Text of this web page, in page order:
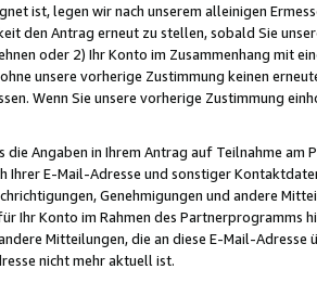
ist, legen wir nach unserem alleinigen
den Antrag erneut zu stellen, sobald Sie
oder 2) Ihr Konto im Zusammenhang mit
unsere vorherige Zustimmung keinen
Wenn Sie unsere vorherige Zustimmung
die Angaben in Ihrem Antrag auf Teilnahme
Ihrer E-Mail-Adresse und sonstiger
Genehmigungen und andere
Ihr Konto im Rahmen des Partnerprogramms
Mitteilungen, die an diese E-Mail-
nicht mehr aktuell ist.